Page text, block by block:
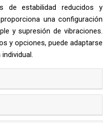
de estabilidad reducidos y
una configuración
y supresión de vibraciones.
y opciones, puede adaptarse